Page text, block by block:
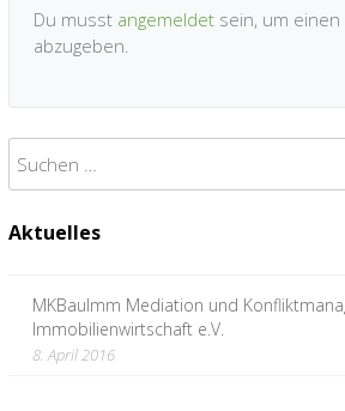
Du musst angemeldetsein, um einen
abzugeben.
nach:
Aktuelles
MKBauImm Mediation und
Immobilienwirtschaft e.V.
8. April 2016